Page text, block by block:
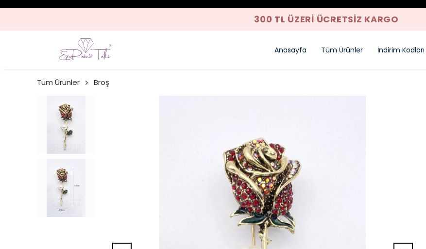
300 TL ÜZERI ÜCRETSIZ KARGO
Anasayfa Tüm Ürünler İndirim Kodları
Tüm Ürünler Broş